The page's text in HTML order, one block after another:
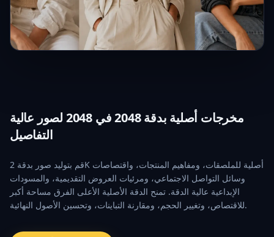
مخرجات أصلية بدقة 2048 في 2048 لصور عالية
التفاصيل
قم بتوليد صور بدقة 2K أصلية للملصقات، ومفاهيم المنتجات، واقتصاصات
وسائل التواصل الاجتماعي، ومرئيات العروض التقديمية، والمسودات
الإبداعية عالية الدقة. تمنح الدقة الأصلية الأعلى الفرق مساحة أكبر
للاقتصاص، وتغيير الحجم، ومقارنة التباينات، وتحسين الأصول النهائية.